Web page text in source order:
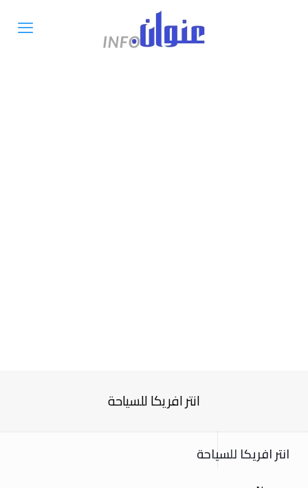
انتر افريكا للسياحة
انتر افريكا للسياحة